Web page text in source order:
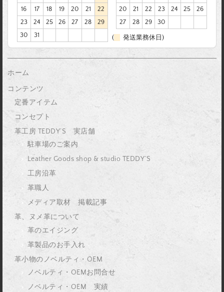
16
17 18 19 20 21
22
23
24 25 26 27 28
29
30
31
20
21 22 23 24 25
26
27
28 29 30
( 発送業務休日)
ホーム
コンテンツ
定番アイテム
コンセプト
革工房 TEDDY’S 実店舗
駐車場のご案内
Leather Goods shop & studio TEDDY’S
工房沿革
革職人
メディア取材 掲載記事
革、ヌメ革について
革のエイジング
革製品のお手入れ
革小物のノベルティ・OEM
ノベルティ・OEMお問合せ
ノベルティ・OEM 実績